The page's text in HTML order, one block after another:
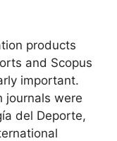
products
and Scopus
important.
journals were
del Deporte,